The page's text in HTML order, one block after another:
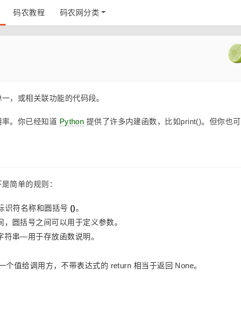
码农教程 码农网分类
，或相关联功能的代码段。
。你已经知道 Python 提供了许多内建函数，比如print()。但你也可
简单的规则：
识符名称和圆括号 ()。
圆括号之间可以用于定义参数。
符串—用于存放函数说明。
个值给调用方，不带表达式的 return 相当于返回 None。